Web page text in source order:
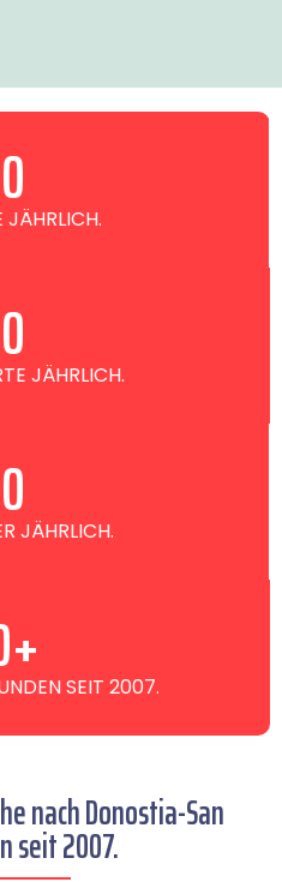
JÄHRLICH.
0
JÄHRLICH.
0
JÄHRLICH.
0
SEIT 2007.
+
nach Donostia-San
seit 2007.